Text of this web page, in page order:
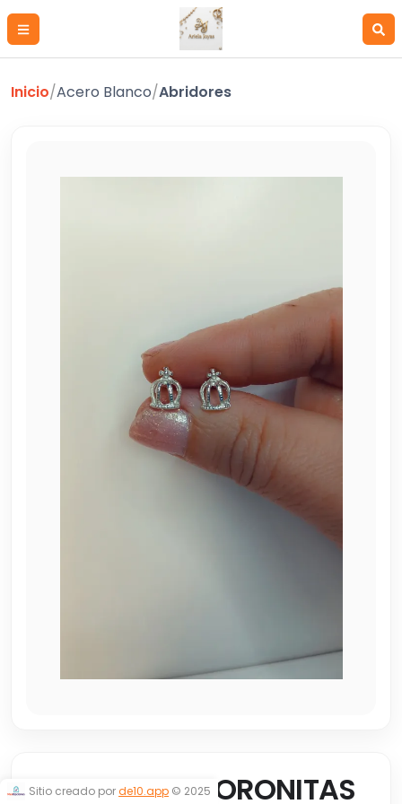
Inicio/Acero Blanco/Abridores
ABRIDORES CORONITAS
Sitio creado porde10.app © 2025